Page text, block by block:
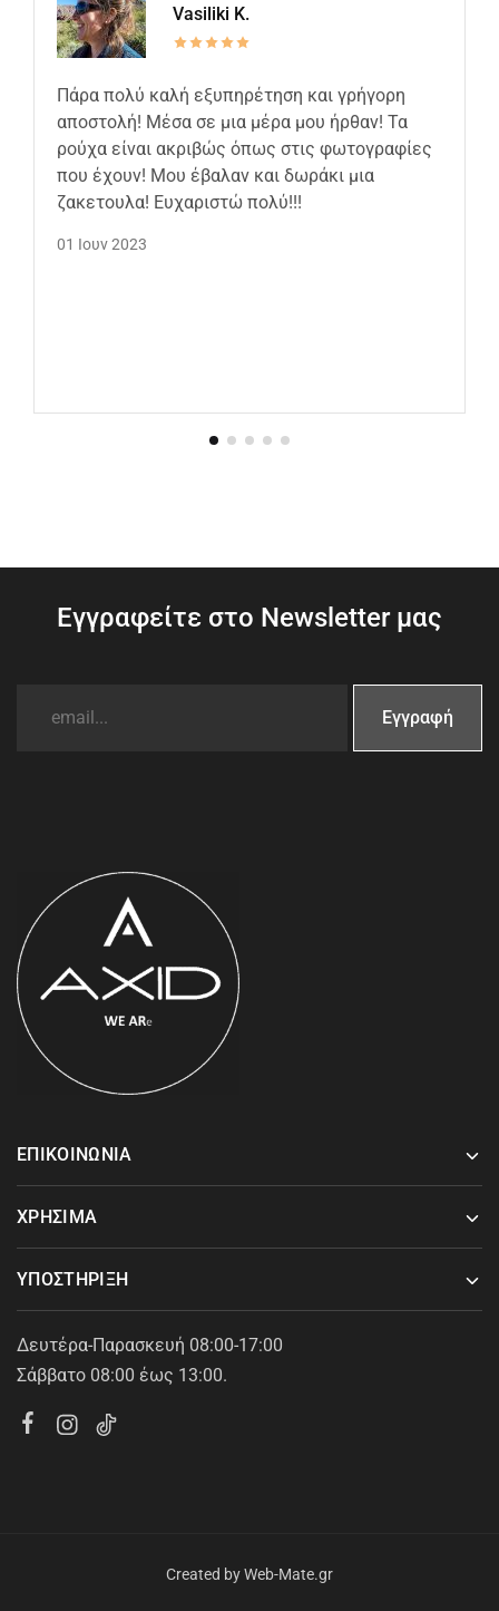
Vasiliki K.
Πάρα πολύ καλή εξυπηρέτηση και γρήγορη
αποστολή! Μέσα σε μια μέρα μου ήρθαν! Τα
ρούχα είναι ακριβώς όπως στις φωτογραφίες
που έχουν! Μου έβαλαν και δωράκι μια
ζακετουλα! Ευχαριστώ πολύ!!!
01 Ιουν 2023
Εγγραφείτε στο Newsletter μας
ΕΠΙΚΟΙΝΩΝΙΑ
ΧΡΗΣΙΜΑ
ΥΠΟΣΤΗΡΙΞΗ
Δευτέρα-Παρασκευή 08:00-17:00
Σάββατο 08:00 έως 13:00.
Created byWeb-Mate.gr